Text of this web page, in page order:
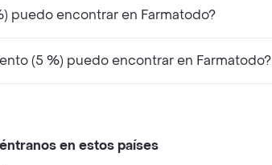
puedo encontrar en Farmatodo?
(5 %) puedo encontrar en Farmatodo?
en estos países